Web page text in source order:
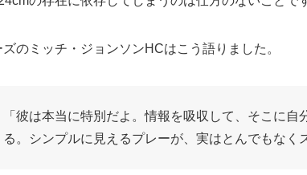
ズのミッチ・ジョンソンHCはこう語りました。
「彼は本当に特別だよ。情報を吸収して、そこに
る。シンプルに見えるプレーが、実はとんでもなく